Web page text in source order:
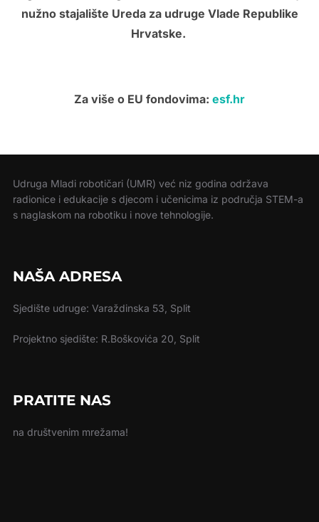
nužno stajalište Ureda za udruge Vlade Republike
Hrvatske.
Za više o EU fondovima: esf.hr
Udruga Mladi robotičari (UMR) već niz godina održava
radionice i edukacije s djecom i učenicima iz područja STEM-a
s naglaskom na robotiku i nove tehnologije.
NAŠA ADRESA
Sjedište udruge: Varaždinska 53, Split
Projektno sjedište: R.Boškovića 20, Split
PRATITE NAS
na društvenim mrežama!